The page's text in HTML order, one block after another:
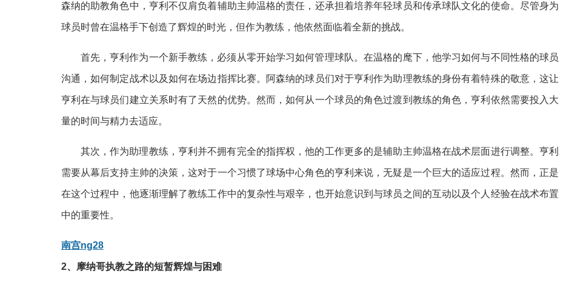
森纳的助教角色中，亨利不仅肩负着辅助主帅温格的责任，还承担着培养年轻球员和传承球队文化的使命。尽管身为
球员时曾在温格手下创造了辉煌的时光，但作为教练，他依然面临着全新的挑战。
首先，亨利作为一个新手教练，必须从零开始学习如何管理球队。在温格的麾下，他学习如何与不同性格的球员
沟通，如何制定战术以及如何在场边指挥比赛。阿森纳的球员们对于亨利作为助理教练的身份有着特殊的敬意，这让
亨利在与球员们建立关系时有了天然的优势。然而，如何从一个球员的角色过渡到教练的角色，亨利依然需要投入大
量的时间与精力去适应。
其次，作为助理教练，亨利并不拥有完全的指挥权，他的工作更多的是辅助主帅温格在战术层面进行调整。亨利
需要从幕后支持主帅的决策，这对于一个习惯了球场中心角色的亨利来说，无疑是一个巨大的适应过程。然而，正是
在这个过程中，他逐渐理解了教练工作中的复杂性与艰辛，也开始意识到与球员之间的互动以及个人经验在战术布置
中的重要性。
南宫ng28
2、摩纳哥执教之路的短暂辉煌与困难